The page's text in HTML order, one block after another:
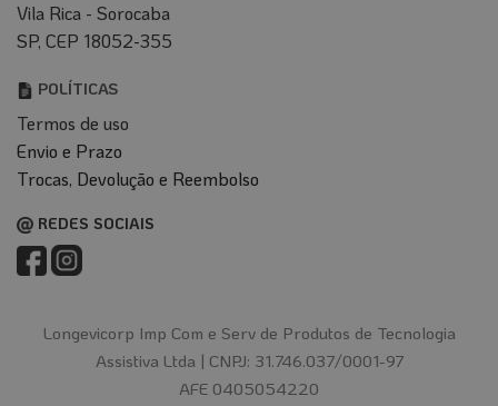
Vila Rica - Sorocaba
SP, CEP 18052-355
POLÍTICAS
Termos de uso
Envio e Prazo
Trocas, Devolução e Reembolso
REDES SOCIAIS
Longevicorp Imp Com e Serv de Produtos de Tecnologia
Assistiva Ltda | CNPJ: 31.746.037/0001-97
AFE 0405054220